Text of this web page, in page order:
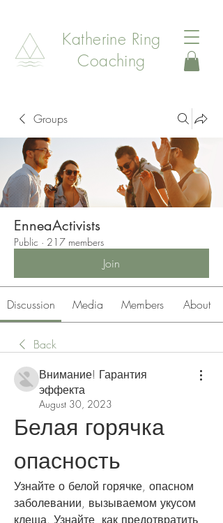
Katherine Ring
Coaching
Groups
EnneaActivists
Public · 217 members
Join
Discussion Media Members About
Back
Внимание! Гарантия
эффекта
August 30, 2023
Белая горячка
опасность
Узнайте о белой горячке, опасном
заболевании, вызываемом укусом
клеща. Узнайте, как предотвратить